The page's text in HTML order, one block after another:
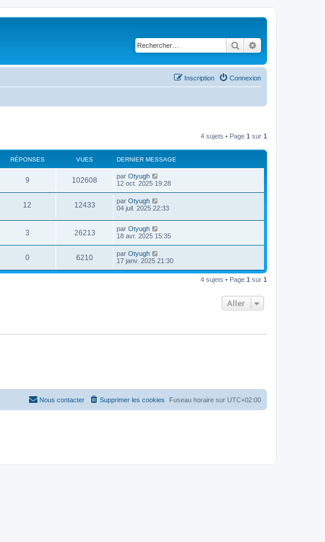
Rechercher
Connexion
Inscription
4 sujets • Page 1 sur 1
RÉPONSES VUES DERNIER MESSAGE
9 102608 par Otyugh
12 oct. 2025 19:28
12 12433 par Otyugh
04 juil. 2025 22:33
3 26213 par Otyugh
18 avr. 2025 15:35
0 6210 par Otyugh
17 janv. 2025 21:30
4 sujets • Page 1 sur 1
Aller
Fuseau horaire sur UTC+02:00
Supprimer les cookies
Nous contacter